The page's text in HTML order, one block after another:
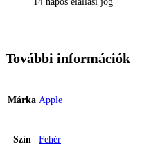
További információk
Márka Apple
Szín Fehér